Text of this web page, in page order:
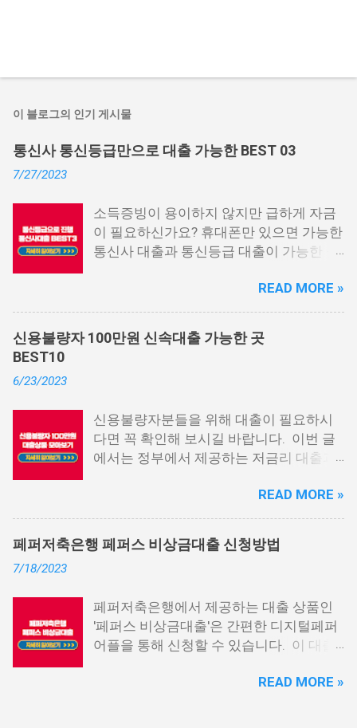
이 블로그의 인기 게시물
통신사 통신등급만으로 대출 가능한 BEST 03
7/27/2023
소득증빙이 용이하지 않지만 급하게 자금
이 필요하신가요? 휴대폰만 있으면 가능한
통신사 대출과 통신등급 대출이 가능한 곳
신사 대출이란? 급히 자금이 필요한 상황
이 발생하면, 때로는 소액 대출을 고려해야
할 수도 있습니다. 하지만 이직 준비로 인
해 무직 상태이거나 소득 증빙이 어려운 상
대출 상품은 휴대폰만 있으면 간편하게 신
청할 수 있으며, 통신 등급에 따라 대출이
가능합니다. 마치 신용등급처럼 등급별로
부 내역과 장기간에 걸쳐 통신사를 이용한
우량한 고객이면, 추가 혜택도 받을 수 있
습니다. 급히 자금이 필요한 경우, 소액 대
해야 할 수도 있습니다. 그러나 통신사 대
출을 고민해보셨다면, 무직자에게는 매우
기쁜 소식일 것입니다. 통신사 대출은 휴대
통신 사용량을 토대로 신용 등급을 부여하
READ MORE »
신용불량자 100만원 신속대출 가능한 곳
BEST10
6/23/2023
신용불량자분들을 위해 대출이 필요하시
다면 꼭 확인해 보시길 바랍니다. 이번 글
에서는 정부에서 제공하는 저금리 대출과
상위 10개 상품을 추천해 드립니다. 📌 목
차 1. 소액생계비대출: 연체자 100만원 대
출 2. 신용회복위원회 성실상환자대출 3.
신용회복위원회 비대면 간편대출 4. 햇살
7. 국민행복기금 소액대출 8. 웰컴저축은
행 웰컴희망대출 9. 미래크레디트대부 10.
신용불량자 자동차담보대출 11. 결론 1. 소
생계비대출은 2023년 3월부터 시작된 정
READ MORE »
페퍼저축은행 페퍼스 비상금대출 신청방법
7/18/2023
페퍼저축은행에서 제공하는 대출 상품인
'페퍼스 비상금대출'은 간편한 디지털페퍼
어플을 통해 신청할 수 있습니다. 이 대출
출 한도를 제공하며, 프리랜서 분들과 같이
READ MORE »